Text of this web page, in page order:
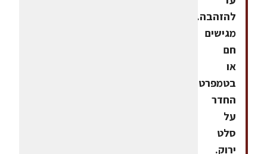
להזהבה.
מגישים
חם
או
בטמפרטורת
החדר
על
סלט
ירוק.